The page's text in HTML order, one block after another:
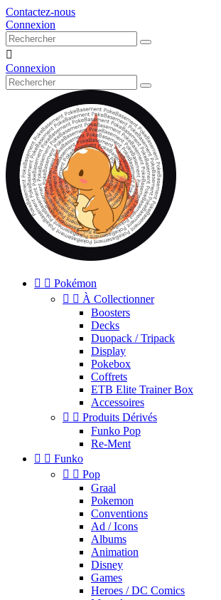
Contactez-nous
Connexion

Connexion
  Pokémon
  À Collectionner
Boosters
Decks
Duopack / Tripack
Display
Pokebox
Coffrets
ETB Elite Trainer Box
Accessoires
  Produits Dérivés
Funko Pop
Re-Ment
  Funko
  Pop
Graal
Pokemon
Conventions
Ad / Icons
Albums
Animation
Disney
Games
Heroes / DC Comics